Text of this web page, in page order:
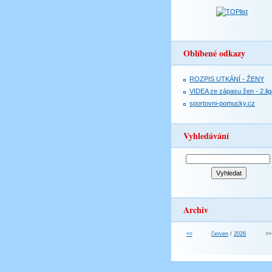
Oblíbené odkazy
ROZPIS UTKÁNÍ - ŽENY
VIDEA ze zápasu žen -
sportovni-pomucky.cz
Vyhledávání
Archiv
<< červen / 2026 >>